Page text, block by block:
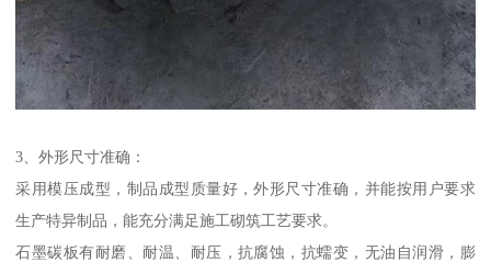
3、外形尺寸准确：
采用模压成型，制品成型质量好，外形尺寸准确，并能按用户要求
生产特异制品，能充分满足施工砌筑工艺要求。
石墨碳板有耐磨、耐温、耐压，抗腐蚀，抗蠕变，无油自润滑，膨